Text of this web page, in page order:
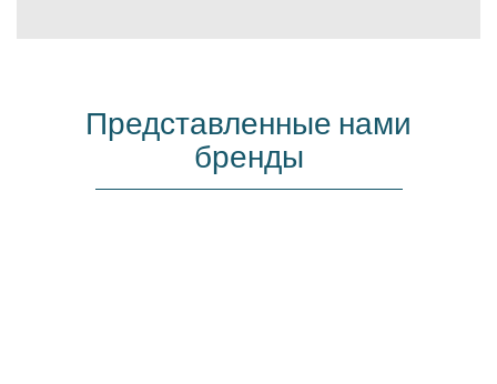
Представленные нами
бренды